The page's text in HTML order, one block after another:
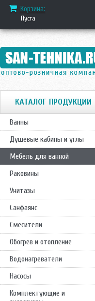
Корзина:
Пуста
КАТАЛОГ ПРОДУКЦИИ
Ванны
Душевые кабины и углы
Мебель для ванной
Раковины
Унитазы
Санфаянс
Смесители
Обогрев и отопление
Водонагреватели
Насосы
Комплектующие и